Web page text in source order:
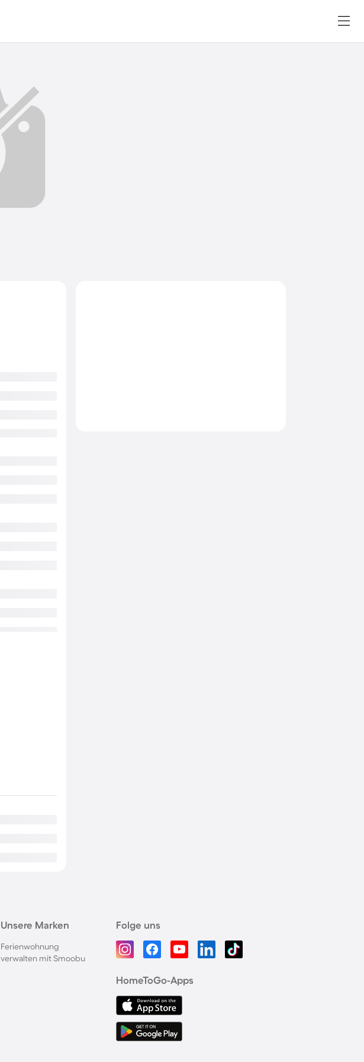
Unsere Marken
Ferienwohnung
verwalten mit Smoobu
Folge uns
HomeToGo-Apps